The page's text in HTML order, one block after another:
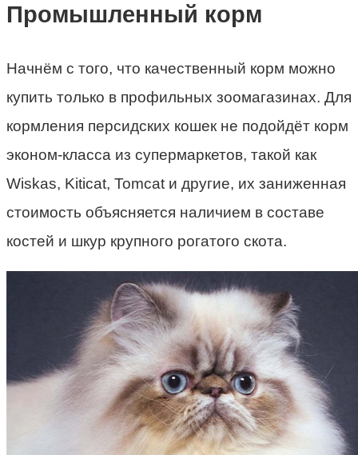
Промышленный корм
Начнём с того, что качественный корм можно
купить только в профильных зоомагазинах. Для
кормления персидских кошек не подойдёт корм
эконом-класса из супермаркетов, такой как
Wiskas, Kiticat, Tomcat и другие, их заниженная
стоимость объясняется наличием в составе
костей и шкур крупного рогатого скота.